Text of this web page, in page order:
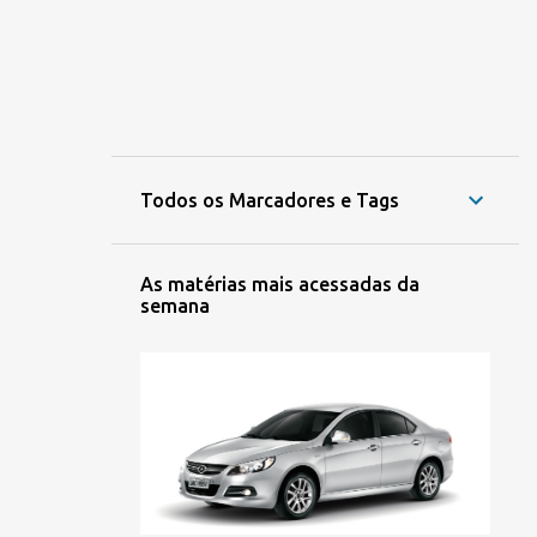
Todos os Marcadores e Tags
As matérias mais acessadas da
semana